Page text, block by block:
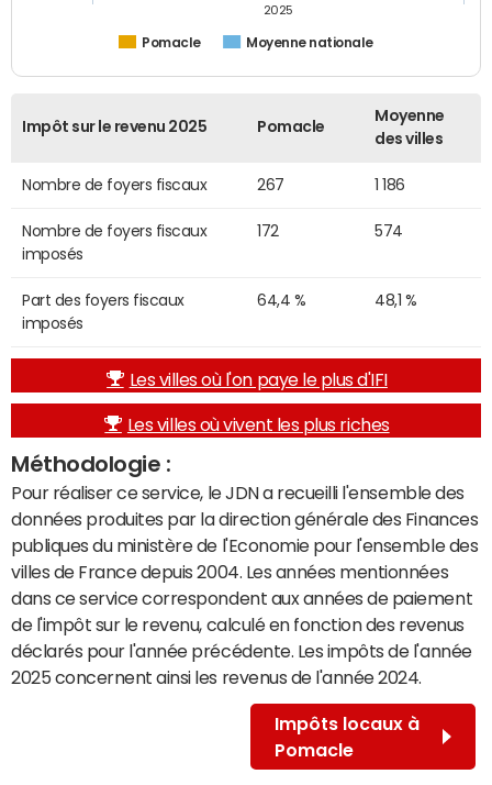
Pomacle Moyenne nationale
2025
Impôt sur le revenu 2025 Pomacle
Moyenne
des villes
Nombre de foyers fiscaux 267 1 186
Nombre de foyers fiscaux
imposés
172 574
Part des foyers fiscaux
imposés
64,4 % 48,1 %
Les villes où l'on paye le plus d'IFI
Les villes où vivent les plus riches
Méthodologie :
Pour réaliser ce service, le JDN a recueilli l'ensemble des
données produites par la direction générale des Finances
publiques du ministère de l'Economie pour l'ensemble des
villes de France depuis 2004. Les années mentionnées
dans ce service correspondent aux années de paiement
de l'impôt sur le revenu, calculé en fonction des revenus
déclarés pour l'année précédente. Les impôts de l'année
2025 concernent ainsi les revenus de l'année 2024.
Impôts locaux à
Pomacle